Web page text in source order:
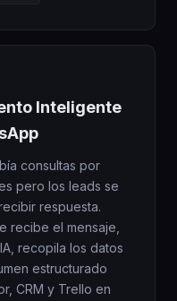
Inteligente
consultas por
pero los leads se
respuesta.
recibe el mensaje,
recopila los datos
estructurado
CRM y Trello en